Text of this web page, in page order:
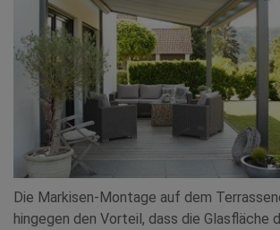
Die Markisen-Montage auf dem
hingegen den Vorteil, dass die Glasfläche